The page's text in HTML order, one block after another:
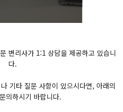
변리사가 1:1 상담을 제공하고 있습니
다.
기타 질문 사항이 있으시다면, 아래의
의하시기 바랍니다.